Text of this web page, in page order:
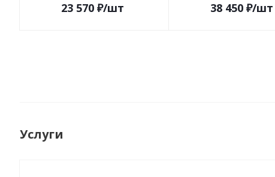
23 570₽/шт 38 450₽/шт
Услуги